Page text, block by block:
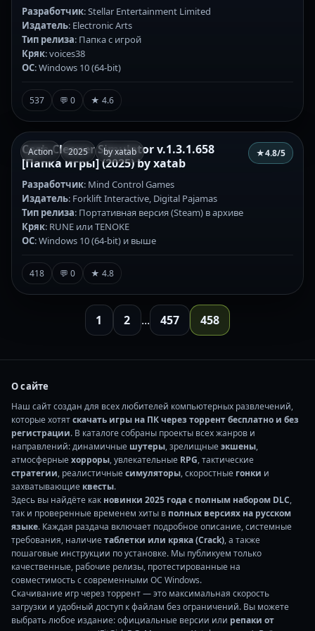
Разработчик: Stellar Entertainment Limited
Издатель: Electronic Arts
Тип релиза: Папка с игрой
Кряк: voices38
ОС: Windows 10 (64-bit)
537 💬 0 ★ 4.6
Action 2025 by xatab
Cash Cleaner Simulator v.1.3.1.658
[Папка игры] (2025) by xatab
★4.8/5
Разработчик: Mind Control Games
Издатель: Forklift Interactive, Digital Pajamas
Тип релиза: Портативная версия (Steam) в архиве
Кряк: RUNE или TENOKE
ОС: Windows 10 (64-bit) и выше
418 💬 0 ★ 4.8
1 2 ... 457 458
О сайте
Наш сайт создан для всех любителей компьютерных развлечений,
которые хотятскачать игры на ПК через торрент бесплатно и без
регистрации. В каталоге собраны проекты всех жанров и
направлений: динамичные шутеры, зрелищныеэкшены,
атмосферныехорроры, увлекательные RPG, тактические
стратегии, реалистичныесимуляторы, скоростные гонки и
захватывающие квесты.
Здесь вы найдёте как новинки 2025 года с полным набором DLC,
так и проверенные временем хиты в полных версиях на русском
языке. Каждая раздача включает подробное описание, системные
требования, наличиетаблетки или кряка (Crack), а также
пошаговые инструкции по установке. Мы публикуем только
качественные, рабочие релизы, протестированные на
совместимость с современными ОС Windows.
Скачивание игр через торрент — это максимальная скорость
загрузки и удобный доступ к файлам без ограничений. Вы можете
выбрать любое издание: официальные версии или репаки от